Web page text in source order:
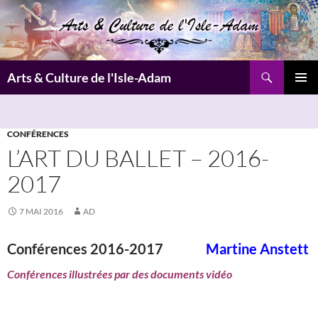
Aller
au
contenu
Arts & Culture de l'Isle-Adam
CONFÉRENCES
L’ART DU BALLET – 2016-
2017
7 MAI 2016 AD
Conférences 2016-2017 Martine Anstett
Conférences illustrées par des documents vidéo